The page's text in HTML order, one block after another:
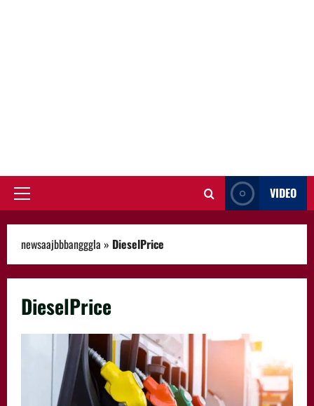
Primary
VIDEO
newsaajbbbangggla » DieselPrice
DieselPrice